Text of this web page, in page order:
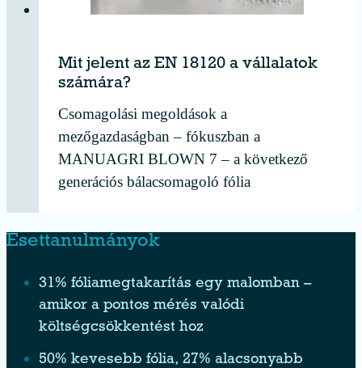
Mit jelent az EN 18120 a vállalatok
számára?
Csomagolási megoldások a
mezőgazdaságban – fókuszban a
MANUAGRI BLOWN 7 – a következő
generációs bálacsomagoló fólia
Esettanulmányok
31% fóliamegtakarítás egy malomban –
amikor a pontos mérés valódi
költségcsökkentést hoz
50% kevesebb fólia, 27% alacsonyabb